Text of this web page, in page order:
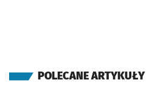
POLECANE ARTYKUŁY